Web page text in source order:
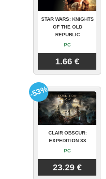
STAR WARS: KNIGHTS
OF THE OLD
REPUBLIC
PC
1.66 €
CLAIR OBSCUR:
EXPEDITION 33
PC
23.29 €
-53%